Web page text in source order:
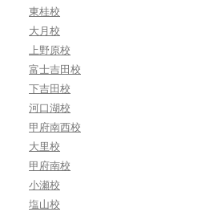
東桂校
大月校
上野原校
富士吉田校
下吉田校
河口湖校
甲府南西校
大里校
甲府南校
小瀬校
塩山校